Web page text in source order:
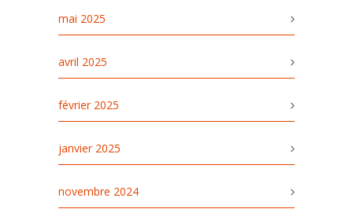
mai 2025
avril 2025
février 2025
janvier 2025
novembre 2024